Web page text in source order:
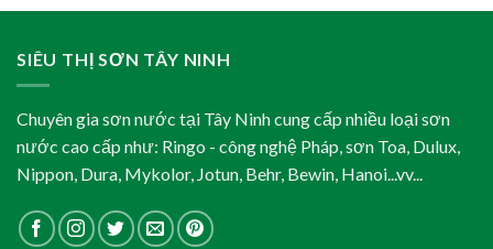
SIÊU THỊ SƠN TÂY NINH
Chuyên gia sơn nước tại Tây Ninh cung cấp nhiều loại sơn
nước cao cấp như: Ringo - công nghệ Pháp, sơn Toa, Dulux,
Nippon, Dura, Mykolor, Jotun, Behr, Bewin, Hanoi...vv...